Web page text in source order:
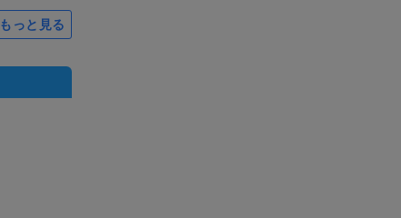
もっと見る